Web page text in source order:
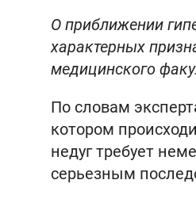
О приближении
характерных
медицинского
По словам
котором
недуг требует
серьезным